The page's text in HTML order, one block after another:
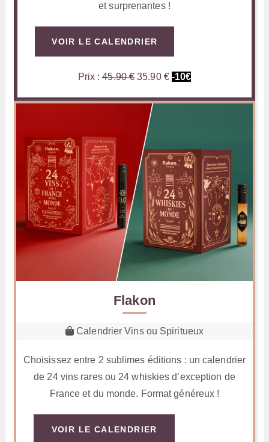
Flakon
Calendrier Vins ou Spiritueux
Choisissez entre 2 sublimes éditions : un calendrier
de 24 vins rares ou 24 whiskies d’exception de
France et du monde. Format généreux !
VOIR LE CALENDRIER
et surprenantes !
VOIR LE CALENDRIER
Prix :45.90 € 35.90 € -10€